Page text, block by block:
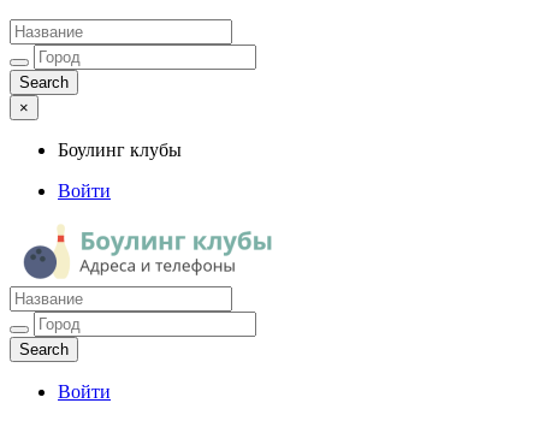
×
Боулинг клубы
Войти
Боулинг клубы
Адреса и телефоны
Войти